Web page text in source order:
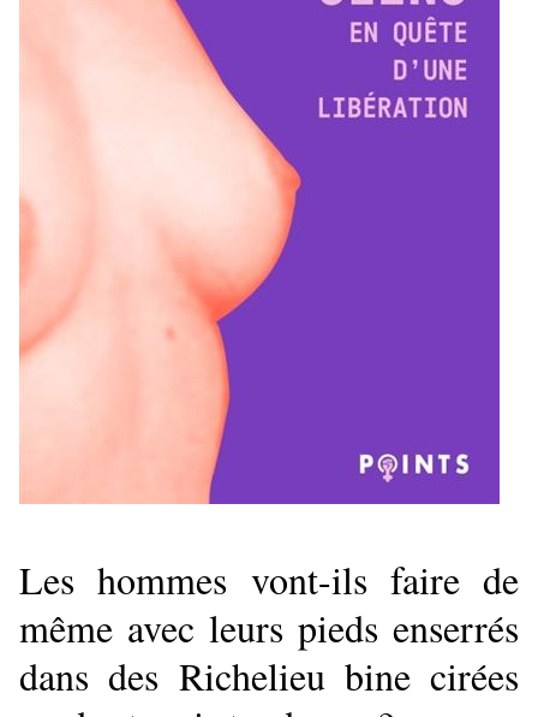
Les hommes vont-ils faire de
même avec leurs pieds enserrés
dans des Richelieu bine cirées